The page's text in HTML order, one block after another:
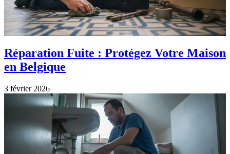
Réparation Fuite : Protégez Votre Maison
en Belgique
3 février 2026